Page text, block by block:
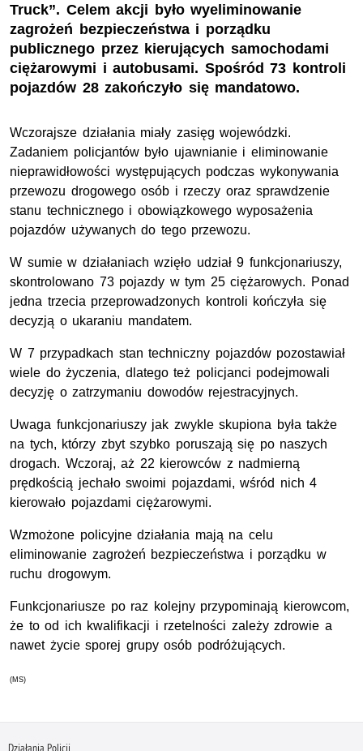
Truck”. Celem akcji było wyeliminowanie
zagrożeń bezpieczeństwa i porządku
publicznego przez kierujących samochodami
ciężarowymi i autobusami. Spośród 73 kontroli
pojazdów 28 zakończyło się mandatowo.
Wczorajsze działania miały zasięg wojewódzki.
Zadaniem policjantów było ujawnianie i eliminowanie
nieprawidłowości występujących podczas wykonywania
przewozu drogowego osób i rzeczy oraz sprawdzenie
stanu technicznego i obowiązkowego wyposażenia
pojazdów używanych do tego przewozu.
W sumie w działaniach wzięło udział 9 funkcjonariuszy,
skontrolowano 73 pojazdy w tym 25 ciężarowych. Ponad
jedna trzecia przeprowadzonych kontroli kończyła się
decyzją o ukaraniu mandatem.
W 7 przypadkach stan techniczny pojazdów pozostawiał
wiele do życzenia, dlatego też policjanci podejmowali
decyzję o zatrzymaniu dowodów rejestracyjnych.
Uwaga funkcjonariuszy jak zwykle skupiona była także
na tych, którzy zbyt szybko poruszają się po naszych
drogach. Wczoraj, aż 22 kierowców z nadmierną
prędkością jechało swoimi pojazdami, wśród nich 4
kierowało pojazdami ciężarowymi.
Wzmożone policyjne działania mają na celu
eliminowanie zagrożeń bezpieczeństwa i porządku w
ruchu drogowym.
Funkcjonariusze po raz kolejny przypominają kierowcom,
że to od ich kwalifikacji i rzetelności zależy zdrowie a
nawet życie sporej grupy osób podróżujących.
(MS)
Działania Policji